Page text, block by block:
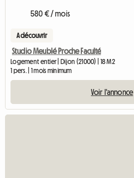
580 € / mois
A découvrir
Studio Meublé Proche Faculté
Logement entier | Dijon (21000) | 18 M2
1 pers. | 1 mois minimum
Voir l'annonce